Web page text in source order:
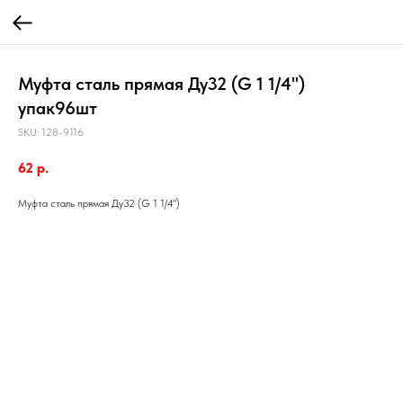
Муфта сталь прямая Ду32 (G 1 1/4")
упак96шт
SKU: 128-9116
62 р.
Муфта сталь прямая Ду32 (G 1 1/4")